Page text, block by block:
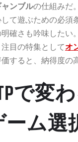
ンブルの仕組みだ。
て遊ぶための必
確さも吟味した
目の特集としてオ
すると、納得度の
で変
ム選